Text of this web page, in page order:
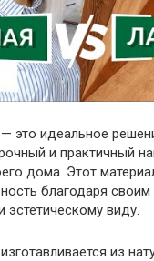
это идеальное
и практичный
дома. Этот
благодаря
эстетическому виду.
из